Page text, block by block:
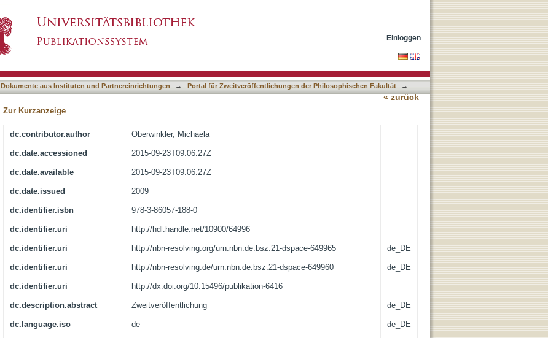
Einloggen
Dokumente aus Instituten und Partnereinrichtungen → Portal für Zweitveröffentlichungen der Philosophischen Fakultät
→
« zurück
Zur Kurzanzeige
dc.contributor.author Oberwinkler, Michaela
dc.date.accessioned 2015-09-23T09:06:27Z
dc.date.available 2015-09-23T09:06:27Z
dc.date.issued 2009
dc.identifier.isbn 978-3-86057-188-0
dc.identifier.uri http://hdl.handle.net/10900/64996
dc.identifier.uri http://nbn-resolving.org/urn:nbn:de:bsz:21-dspace-649965 de_DE
dc.identifier.uri http://nbn-resolving.de/urn:nbn:de:bsz:21-dspace-649960 de_DE
dc.identifier.uri http://dx.doi.org/10.15496/publikation-6416
dc.description.abstract Zweitveröffentlichung de_DE
dc.language.iso de de_DE